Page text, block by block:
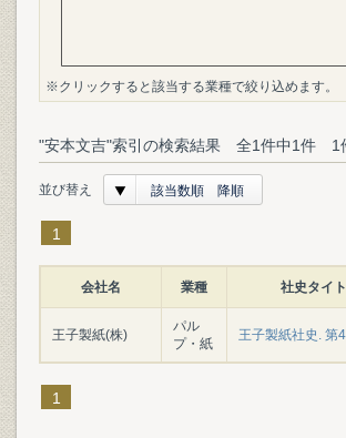
※クリックすると該当する業種で絞り込めます。
"安本文吉"索引の検索結果 全1件中1件 1
並び替え 該当数順 降順
1
会社名 業種 社史タイ
王子製紙(株)
パル
プ・紙
王子製紙社史. 第
1